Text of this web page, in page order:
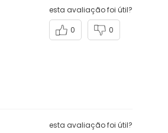
esta avaliação foi útil?
0
0
esta avaliação foi útil?